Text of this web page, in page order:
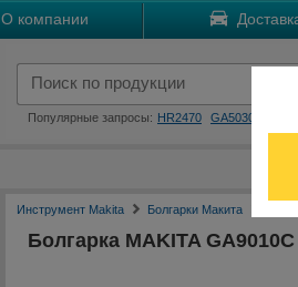
О компании
Популярные запросы: HR2470 GA5030
Инструмент Makita Болгарки Макита
Болгарка MAKITA GA9010C